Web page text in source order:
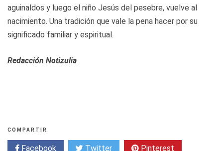
aguinaldos y luego el niño Jesús del pesebre, vuelve al
nacimiento. Una tradición que vale la pena hacer por su
significado familiar y espiritual.
Redacción Notizulia
COMPARTIR
Facebook Twitter Pinterest